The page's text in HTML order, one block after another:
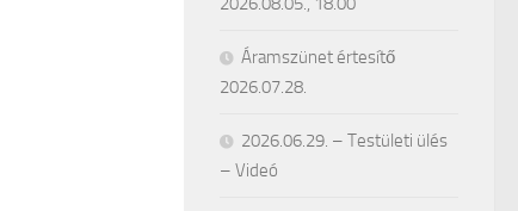
Áramszünet értesítő
2026.07.28.
2026.06.29. – Testületi ülés
– Videó